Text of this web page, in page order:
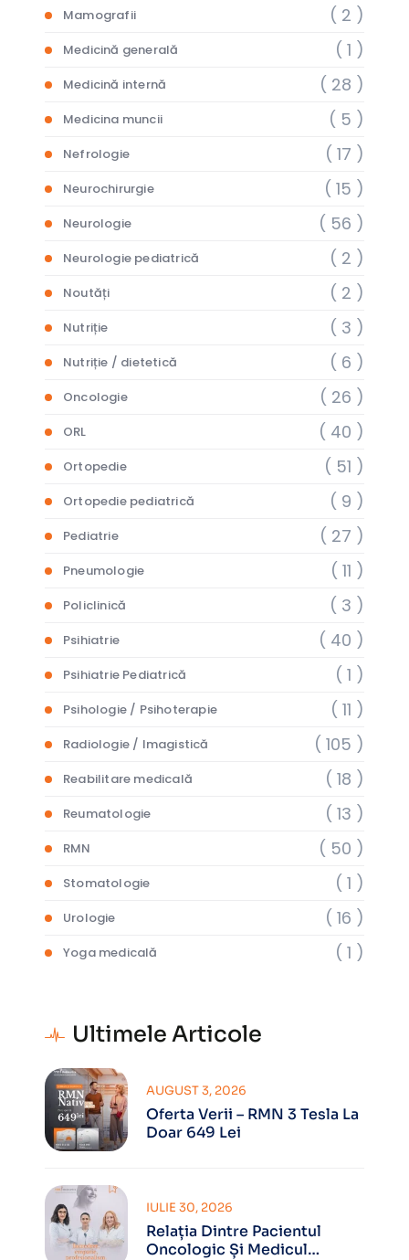
Mamografii ( 2 )
Medicină generală ( 1 )
Medicină internă ( 28 )
Medicina muncii ( 5 )
Nefrologie ( 17 )
Neurochirurgie ( 15 )
Neurologie ( 56 )
Neurologie pediatrică ( 2 )
Noutăți ( 2 )
Nutriție ( 3 )
Nutriție / dietetică ( 6 )
Oncologie ( 26 )
ORL ( 40 )
Ortopedie ( 51 )
Ortopedie pediatrică ( 9 )
Pediatrie ( 27 )
Pneumologie ( 11 )
Policlinică ( 3 )
Psihiatrie ( 40 )
Psihiatrie Pediatrică ( 1 )
Psihologie / Psihoterapie ( 11 )
Radiologie / Imagistică ( 105 )
Reabilitare medicală ( 18 )
Reumatologie ( 13 )
RMN ( 50 )
Stomatologie ( 1 )
Urologie ( 16 )
Yoga medicală ( 1 )
Ultimele Articole
Oferta Verii – RMN 3 Tesla La
Doar 649 Lei
AUGUST 3, 2026
Relația Dintre Pacientul
Oncologic Și Medicul
IULIE 30, 2026